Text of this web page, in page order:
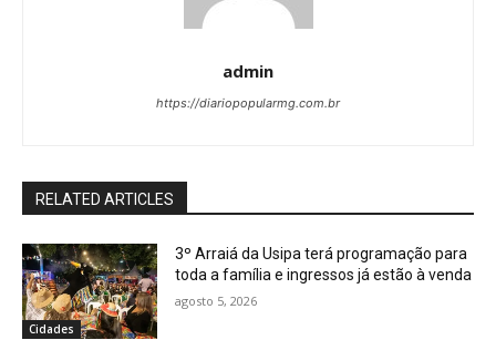
admin
https://diariopopularmg.com.br
RELATED ARTICLES
Cidades
3º Arraiá da Usipa terá programação para
toda a família e ingressos já estão à venda
agosto 5, 2026